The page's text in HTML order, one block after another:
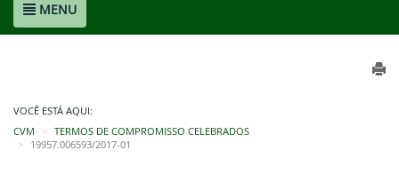
MENU
VOCÊ ESTÁ AQUI:
CVM
TERMOS DE COMPROMISSO CELEBRADOS
19957.006593/2017-01